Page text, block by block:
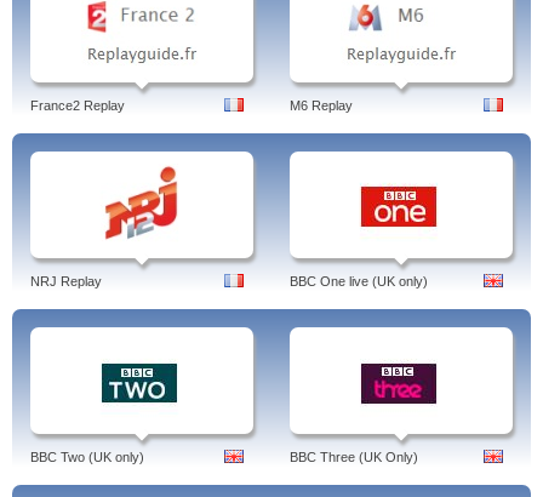
France2 Replay M6 Replay
NRJ Replay BBC One live (UK only)
BBC Two (UK only) BBC Three (UK Only)